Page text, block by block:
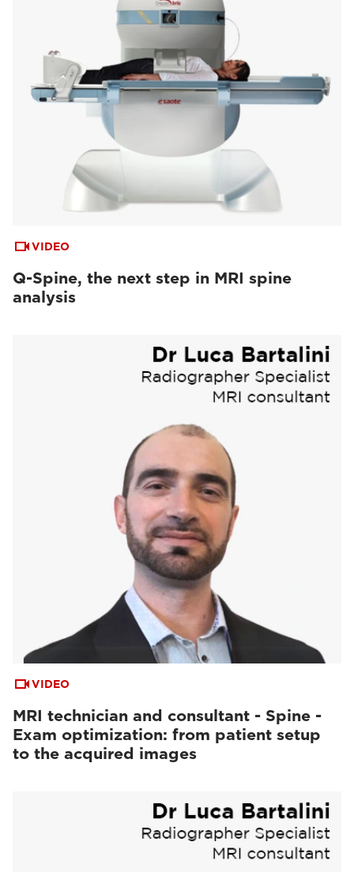
VIDEO
Q-Spine, the next step in MRI spine
analysis
VIDEO
MRI technician and consultant - Spine -
Exam optimization: from patient setup
to the acquired images